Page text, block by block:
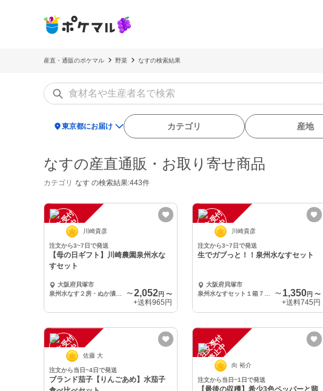
産直・通販のポケマル 野菜 なすの検索結果
location_on東京都にお届け カテゴリ 産地
なすの産直通販・お取り寄せ商品
カテゴリ なす の検索結果:443件
注
文
受
付
停
止
中 川崎貴彦
注文から3~7日で発送
【母の日ギフト】川崎農園泉州水な
すセット
大阪府貝塚市
〜 2,052円 〜
+送料965円
注
文
受
付
停
止
中 川崎貴彦
注文から3~7日で発送
生でガブっと！！泉州水なすセット
大阪府貝塚市
〜 1,350円 〜
+送料745円
注
文
受
付
停
止
中 佐藤 大
注文から当日~4日で発送
ブランド茄子【りんごあめ】水茄子
注
文
受
付
停
止
中
向 裕介
注文から当日~1日で発送
【最後の収穫】希少3色ペッパーと翡